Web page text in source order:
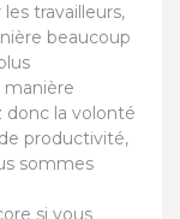
travailleurs,
beaucoup
manière
donc la volonté
productivité,
sommes